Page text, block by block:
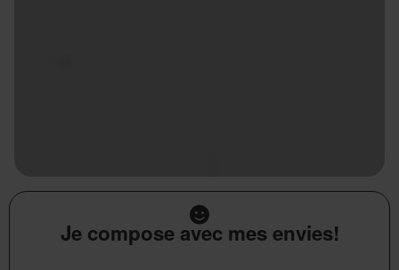
Je compose avec mes envies!